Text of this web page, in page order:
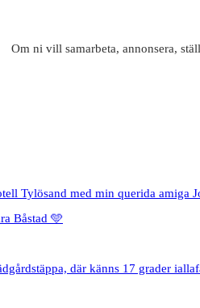
Om ni vill samarbeta, annonsera,
Tylösand med min querida amiga
Båstad 🩵
där känns 17 grader